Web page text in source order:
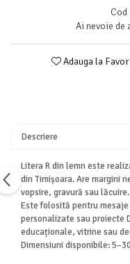
Cod
Ai nevoie de
Adauga la
Descriere
Litera R din lemn este
din Timișoara. Are margini
vopsire, gravură sau lăcuire.
Este folosită pentru
personalizate sau proiecte
educaționale, vitrine sau
Dimensiuni disponibile: